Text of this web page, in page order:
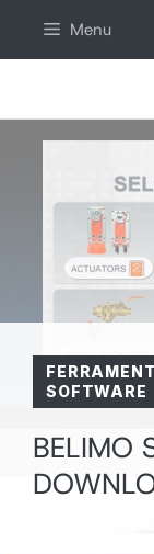
Menu
SOFTWARE
BELIMO